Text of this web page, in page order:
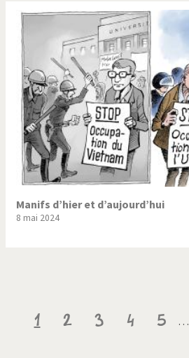
Manifs d’hier et d’aujourd’hui
8 mai 2024
Pagination
Page
1 Page
2 Page
3 Page
4 Page
5 …